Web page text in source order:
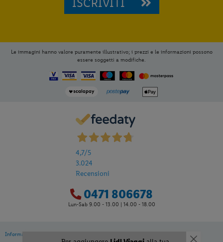
Le immagini hanno valore puramente illustrativo; i prezzi e le informazioni possono
essere soggetti a modifiche.
4,7/5
3.024
Recensioni
0471 806678
Lun-Sab 9.00 - 13.00 | 14.00 - 18.00
Informativa privacy